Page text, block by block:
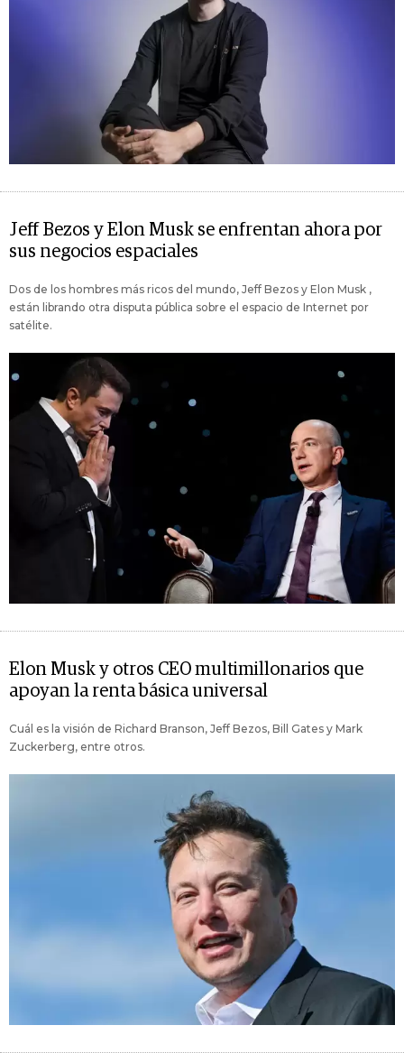
Jeff Bezos y Elon Musk se enfrentan ahora por
sus negocios espaciales
Dos de los hombres más ricos del mundo, Jeff Bezos y Elon Musk ,
están librando otra disputa pública sobre el espacio de Internet por
satélite.
Elon Musk y otros CEO multimillonarios que
apoyan la renta básica universal
Cuál es la visión de Richard Branson, Jeff Bezos, Bill Gates y Mark
Zuckerberg, entre otros.